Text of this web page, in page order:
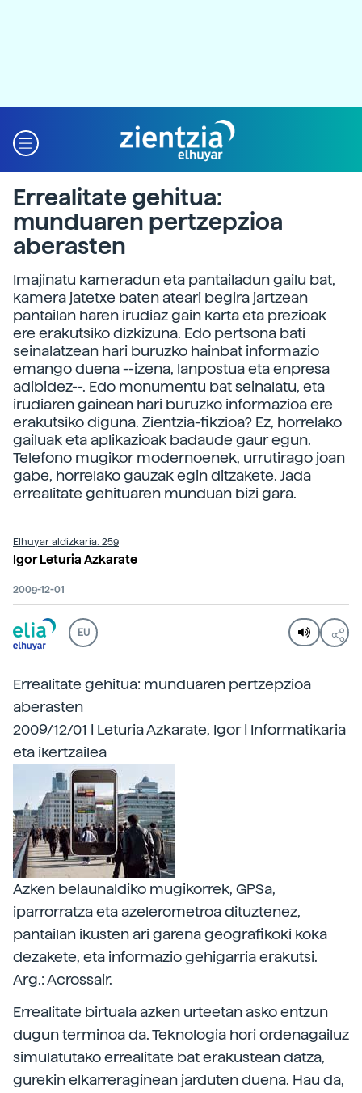
Errealitate gehitua:
munduaren pertzepzioa
aberasten
Imajinatu kameradun eta pantailadun gailu bat,
kamera jatetxe baten ateari begira jartzean
pantailan haren irudiaz gain karta eta prezioak
ere erakutsiko dizkizuna. Edo pertsona bati
seinalatzean hari buruzko hainbat informazio
emango duena --izena, lanpostua eta enpresa
adibidez--. Edo monumentu bat seinalatu, eta
irudiaren gainean hari buruzko informazioa ere
erakutsiko diguna. Zientzia-fikzioa? Ez, horrelako
gailuak eta aplikazioak badaude gaur egun.
Telefono mugikor modernoenek, urrutirago joan
gabe, horrelako gauzak egin ditzakete. Jada
errealitate gehituaren munduan bizi gara.
Elhuyar aldizkaria: 259
Igor Leturia Azkarate
2009-12-01
EU
Errealitate gehitua: munduaren pertzepzioa
aberasten
2009/12/01 | Leturia Azkarate, Igor | Informatikaria
eta ikertzailea
Azken belaunaldiko mugikorrek, GPSa,
iparrorratza eta azelerometroa dituztenez,
pantailan ikusten ari garena geografikoki koka
dezakete, eta informazio gehigarria erakutsi.
Arg.: Acrossair.
Errealitate birtuala azken urteetan asko entzun
dugun terminoa da. Teknologia hori ordenagailuz
simulatutako errealitate bat erakustean datza,
gurekin elkarreraginean jarduten duena. Hau da,